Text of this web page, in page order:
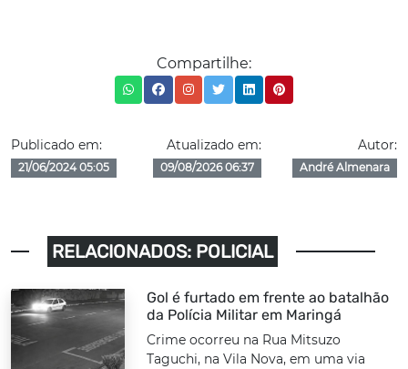
Compartilhe:
Publicado em:
21/06/2024 05:05
Atualizado em:
09/08/2026 06:37
Autor:
André Almenara
RELACIONADOS: POLICIAL
Gol é furtado em frente ao batalhão
da Polícia Militar em Maringá
Crime ocorreu na Rua Mitsuzo
Taguchi, na Vila Nova, em uma via